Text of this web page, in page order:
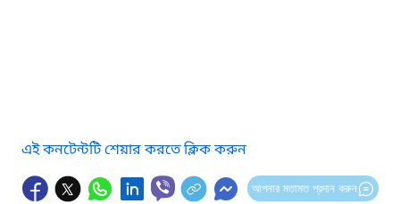
এই কনটেন্টটি শেয়ার করতে ক্লিক করুন
আপনার মতামত প্রদান করুন